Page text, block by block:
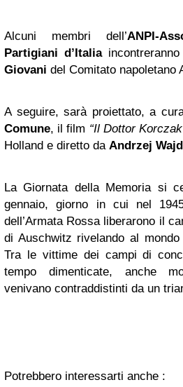
Alcuni membri dell’ANPI-
Partigiani d’Italia
Giovani del Comitato napoletano
A seguire, sarà proiettato, a
Comune, il film “Il Dottor
Holland e diretto da Andrzej
La Giornata della Memoria si
gennaio, giorno in cui nel
dell’Armata Rossa liberarono il
di Auschwitz rivelando al
Tra le vittime dei campi di
tempo dimenticate, anche
venivano contraddistinti da un
Potrebbero interessarti anche :